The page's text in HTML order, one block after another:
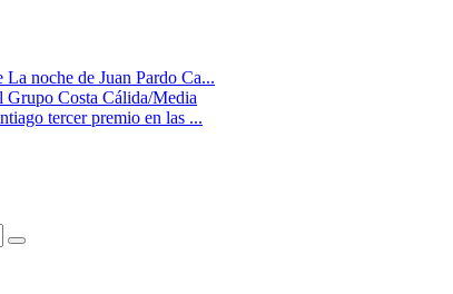
noche de Juan Pardo Ca...
Costa Cálida/Media
tercer premio en las ...